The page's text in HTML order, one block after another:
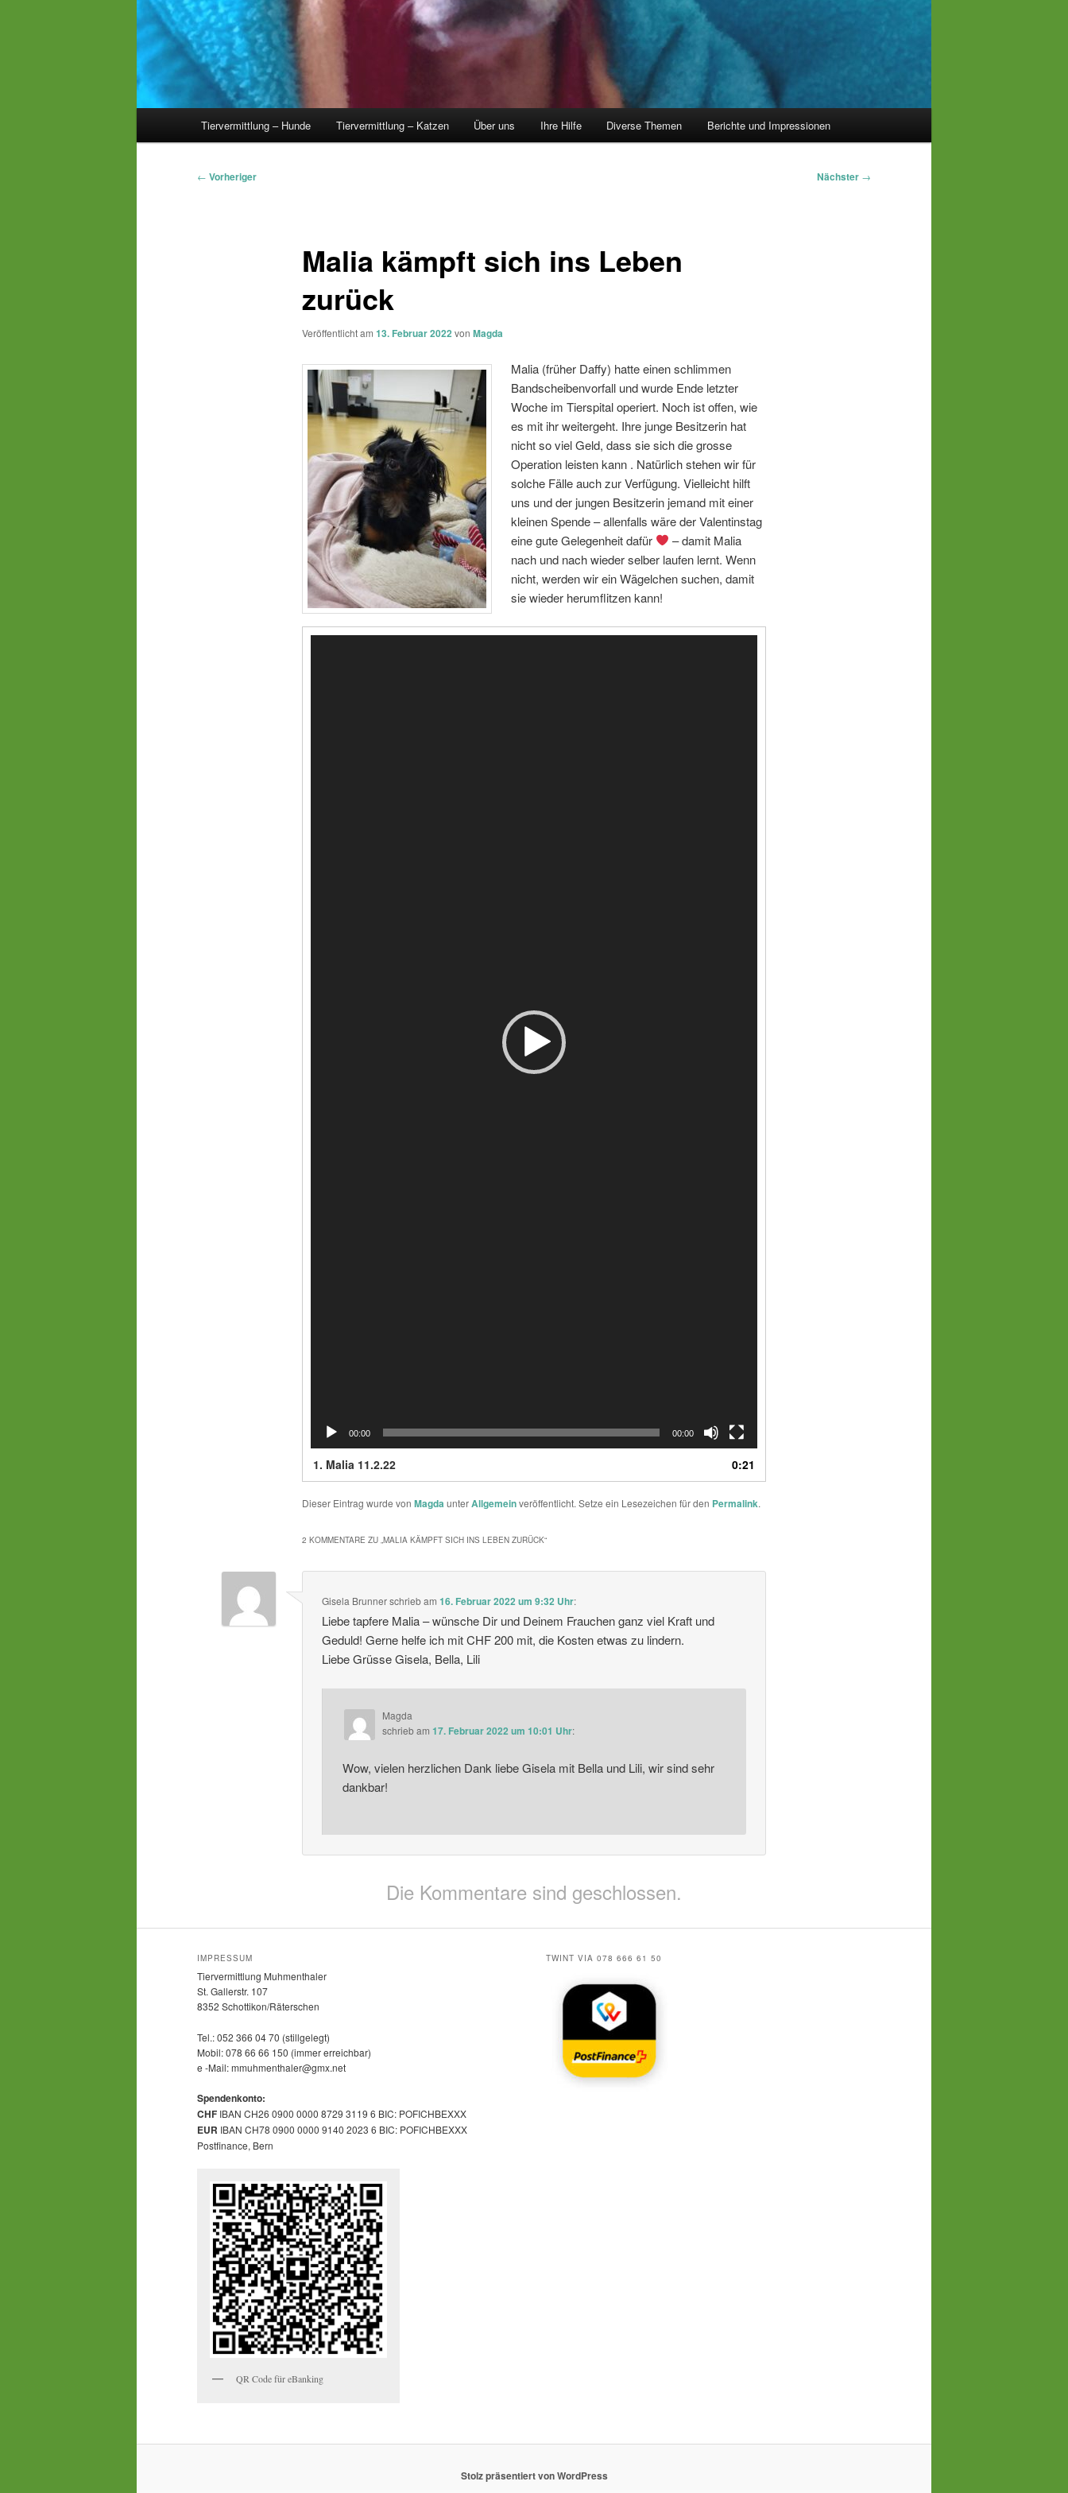
Tiervermittlung – Hunde Tiervermittlung – Katzen Über uns Ihre Hilfe Diverse Themen Berichte und Impressionen
Beitragsnavigation
← Vorheriger Nächster →
Malia kämpft sich ins Leben
zurück
Veröffentlicht am 13. Februar 2022 von Magda
Malia (früher Daffy) hatte einen schlimmen
Bandscheibenvorfall und wurde Ende letzter
Woche im Tierspital operiert. Noch ist offen, wie
es mit ihr weitergeht. Ihre junge Besitzerin hat
nicht so viel Geld, dass sie sich die grosse
Operation leisten kann . Natürlich stehen wir für
solche Fälle auch zur Verfügung. Vielleicht hilft
uns und der jungen Besitzerin jemand mit einer
kleinen Spende – allenfalls wäre der Valentinstag
eine gute Gelegenheit dafür
– damit Malia
nach und nach wieder selber laufen lernt. Wenn
nicht, werden wir ein Wägelchen suchen, damit
sie wieder herumflitzen kann!
00:00 00:00
1. Malia 11.2.22 0:21
Dieser Eintrag wurde von MagdaunterAllgemeinveröffentlicht. Setze ein Lesezeichen für den Permalink.
2 KOMMENTARE ZU „MALIA KÄMPFT SICH INS LEBEN ZURÜCK“
Gisela Brunnerschriebam16. Februar 2022 um 9:32 Uhr:
Liebe tapfere Malia – wünsche Dir und Deinem Frauchen ganz viel Kraft und
Geduld! Gerne helfe ich mit CHF 200 mit, die Kosten etwas zu lindern.
Liebe Grüsse Gisela, Bella, Lili
Magda
schriebam 17. Februar 2022 um 10:01 Uhr:
Wow, vielen herzlichen Dank liebe Gisela mit Bella und Lili, wir sind sehr
dankbar!
Die Kommentare sind geschlossen.
IMPRESSUM
Tiervermittlung Muhmenthaler
St. Gallerstr. 107
8352 Schottikon/Räterschen
Tel.: 052 366 04 70 (stillgelegt)
Mobil: 078 66 66 150 (immer erreichbar)
e -Mail: mmuhmenthaler@gmx.net
Spendenkonto:
CHF IBAN CH26 0900 0000 8729 3119 6 BIC: POFICHBEXXX
EUR IBAN CH78 0900 0000 9140 2023 6 BIC: POFICHBEXXX
Postfinance, Bern
QR Code für eBanking
TWINT VIA 078 666 61 50
Stolz präsentiert von WordPress